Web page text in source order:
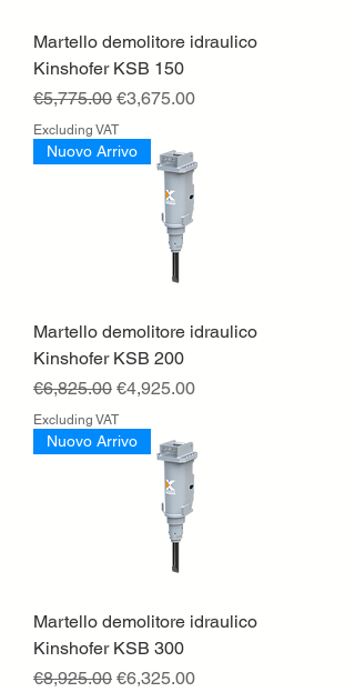
Martello demolitore idraulico
Kinshofer KSB 150
Regular Price
€5,775.00 Sale Price
€3,675.00
Excluding VAT
Nuovo Arrivo
Martello demolitore idraulico
Kinshofer KSB 200
Regular Price
€6,825.00 Sale Price
€4,925.00
Excluding VAT
Nuovo Arrivo
Martello demolitore idraulico
Kinshofer KSB 300
Regular Price
€8,925.00 Sale Price
€6,325.00